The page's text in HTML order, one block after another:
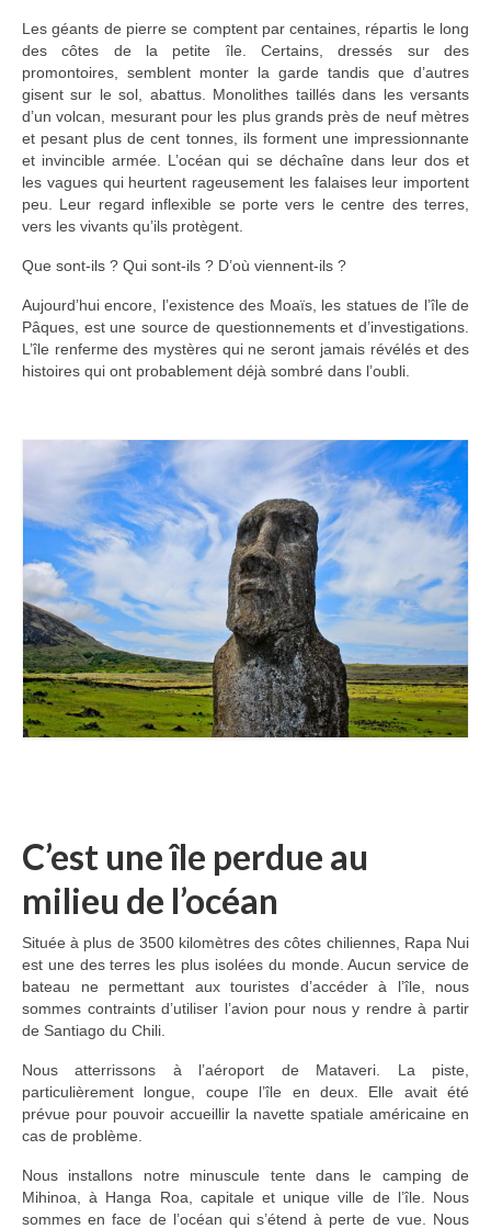
Kirghizstan
Ouzbekistan
Turkmenistan
Iran
Turquie
Préparatifs
Autres voyages
Bolivie
Cap-vert
Costa-Rica
Guatemala
Inde
Nicaragua
Vietnam
Les coulisses
Les géants de pierre se comptent par centaines, répartis le long
des côtes de la petite île. Certains, dressés sur des
promontoires, semblent monter la garde tandis que d’autres
gisent sur le sol, abattus. Monolithes taillés dans les versants
d’un volcan, mesurant pour les plus grands près de neuf mètres
et pesant plus de cent tonnes, ils forment une impressionnante
et invincible armée. L’océan qui se déchaîne dans leur dos et
les vagues qui heurtent rageusement les falaises leur importent
peu. Leur regard inflexible se porte vers le centre des terres,
vers les vivants qu’ils protègent.
Que sont-ils ? Qui sont-ils ? D’où viennent-ils ?
Aujourd’hui encore, l’existence des Moaïs, les statues de l’île de
Pâques, est une source de questionnements et d’investigations.
L’île renferme des mystères qui ne seront jamais révélés et des
histoires qui ont probablement déjà sombré dans l’oubli.
C’est une île perdue au
milieu de l’océan
Située à plus de 3500 kilomètres des côtes chiliennes, Rapa Nui
est une des terres les plus isolées du monde. Aucun service de
bateau ne permettant aux touristes d’accéder à l’île, nous
sommes contraints d’utiliser l’avion pour nous y rendre à partir
de Santiago du Chili.
Nous atterrissons à l’aéroport de Mataveri. La piste,
particulièrement longue, coupe l’île en deux. Elle avait été
prévue pour pouvoir accueillir la navette spatiale américaine en
cas de problème.
Nous installons notre minuscule tente dans le camping de
Mihinoa, à Hanga Roa, capitale et unique ville de l’île. Nous
sommes en face de l’océan qui s’étend à perte de vue. Nous